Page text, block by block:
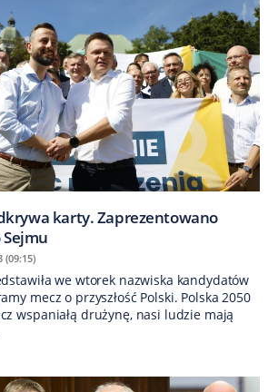
karty. Zaprezentowano
(09:15)
we wtorek nazwiska kandydatów
mecz o przyszłość Polski. Polska 2050
wspaniałą drużynę, nasi ludzie mają